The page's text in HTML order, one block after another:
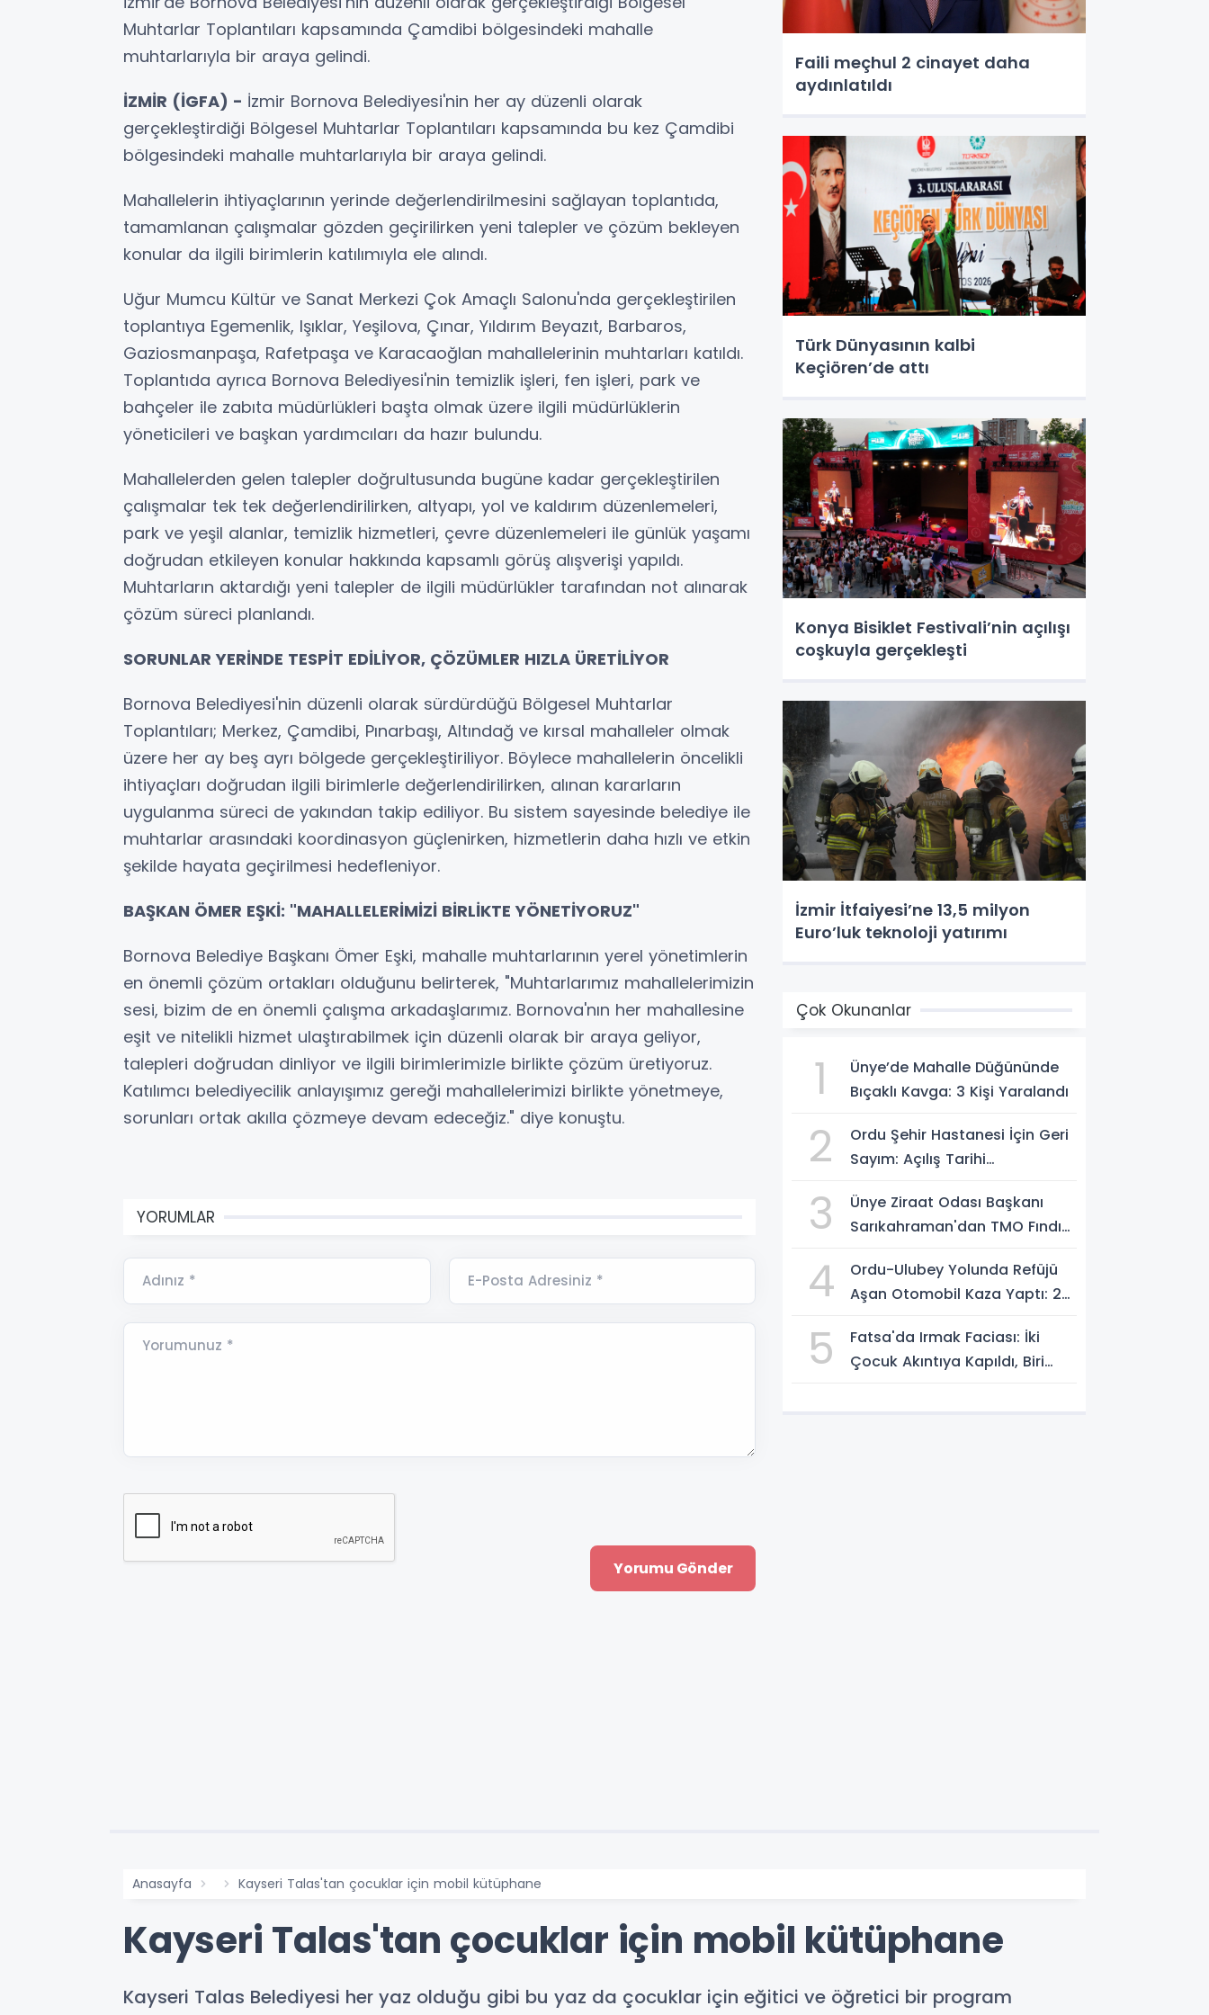
Muhtarlar Toplantıları kapsamında Çamdibi bölgesindeki mahalle
muhtarlarıyla bir araya gelindi.
İZMİR (İGFA) - İzmir Bornova Belediyesi'nin her ay düzenli olarak
gerçekleştirdiği Bölgesel Muhtarlar Toplantıları kapsamında bu kez Çamdibi
bölgesindeki mahalle muhtarlarıyla bir araya gelindi.
Mahallelerin ihtiyaçlarının yerinde değerlendirilmesini sağlayan toplantıda,
tamamlanan çalışmalar gözden geçirilirken yeni talepler ve çözüm bekleyen
konular da ilgili birimlerin katılımıyla ele alındı.
Uğur Mumcu Kültür ve Sanat Merkezi Çok Amaçlı Salonu'nda gerçekleştirilen
toplantıya Egemenlik, Işıklar, Yeşilova, Çınar, Yıldırım Beyazıt, Barbaros,
Gaziosmanpaşa, Rafetpaşa ve Karacaoğlan mahallelerinin muhtarları katıldı.
Toplantıda ayrıca Bornova Belediyesi'nin temizlik işleri, fen işleri, park ve
bahçeler ile zabıta müdürlükleri başta olmak üzere ilgili müdürlüklerin
yöneticileri ve başkan yardımcıları da hazır bulundu.
Mahallelerden gelen talepler doğrultusunda bugüne kadar gerçekleştirilen
çalışmalar tek tek değerlendirilirken, altyapı, yol ve kaldırım düzenlemeleri,
park ve yeşil alanlar, temizlik hizmetleri, çevre düzenlemeleri ile günlük yaşamı
doğrudan etkileyen konular hakkında kapsamlı görüş alışverişi yapıldı.
Muhtarların aktardığı yeni talepler de ilgili müdürlükler tarafından not alınarak
çözüm süreci planlandı.
SORUNLAR YERİNDE TESPİT EDİLİYOR, ÇÖZÜMLER HIZLA ÜRETİLİYOR
Bornova Belediyesi'nin düzenli olarak sürdürdüğü Bölgesel Muhtarlar
Toplantıları; Merkez, Çamdibi, Pınarbaşı, Altındağ ve kırsal mahalleler olmak
üzere her ay beş ayrı bölgede gerçekleştiriliyor. Böylece mahallelerin öncelikli
ihtiyaçları doğrudan ilgili birimlerle değerlendirilirken, alınan kararların
uygulanma süreci de yakından takip ediliyor. Bu sistem sayesinde belediye ile
muhtarlar arasındaki koordinasyon güçlenirken, hizmetlerin daha hızlı ve etkin
şekilde hayata geçirilmesi hedefleniyor.
BAŞKAN ÖMER EŞKİ: "MAHALLELERİMİZİ BİRLİKTE YÖNETİYORUZ"
Bornova Belediye Başkanı Ömer Eşki, mahalle muhtarlarının yerel yönetimlerin
en önemli çözüm ortakları olduğunu belirterek, "Muhtarlarımız mahallelerimizin
sesi, bizim de en önemli çalışma arkadaşlarımız. Bornova'nın her mahallesine
eşit ve nitelikli hizmet ulaştırabilmek için düzenli olarak bir araya geliyor,
talepleri doğrudan dinliyor ve ilgili birimlerimizle birlikte çözüm üretiyoruz.
Katılımcı belediyecilik anlayışımız gereği mahallelerimizi birlikte yönetmeye,
sorunları ortak akılla çözmeye devam edeceğiz." diye konuştu.
YORUMLAR
Adınız * E-Posta Adresiniz *
Yorumunuz *
Faili meçhul 2 cinayet daha
aydınlatıldı
Türk Dünyasının kalbi
Keçiören’de attı
Konya Bisiklet Festivali’nin açılışı
coşkuyla gerçekleşti
İzmir İtfaiyesi’ne 13,5 milyon
Euro’luk teknoloji yatırımı
Çok Okunanlar
1
Ünye’de Mahalle Düğününde
Bıçaklı Kavga: 3 Kişi Yaralandı
2
Ordu Şehir Hastanesi İçin Geri
Sayım: Açılış Tarihi
3
Ünye Ziraat Odası Başkanı
Sarıkahraman'dan TMO Fındık
4
Ordu-Ulubey Yolunda Refüjü
Aşan Otomobil Kaza Yaptı: 2
5
Fatsa'da Irmak Faciası: İki
Çocuk Akıntıya Kapıldı, Biri
Anasayfa Kayseri Talas'tan çocuklar için mobil kütüphane
Kayseri Talas'tan çocuklar için mobil kütüphane
Kayseri Talas Belediyesi her yaz olduğu gibi bu yaz da çocuklar için eğitici ve öğretici bir program